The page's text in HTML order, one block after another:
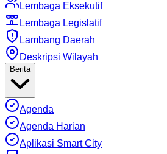
Lembaga Eksekutif
Lembaga Legislatif
Lambang Daerah
Deskripsi Wilayah
Berita
Agenda
Agenda Harian
Aplikasi Smart City